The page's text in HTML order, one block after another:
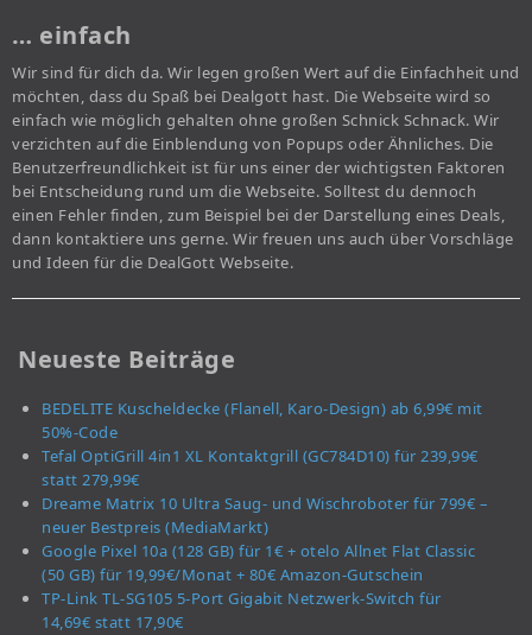
… einfach
Wir sind für dich da. Wir legen großen Wert auf die Einfachheit und
möchten, dass du Spaß bei Dealgott hast. Die Webseite wird so
einfach wie möglich gehalten ohne großen Schnick Schnack. Wir
verzichten auf die Einblendung von Popups oder Ähnliches. Die
Benutzerfreundlichkeit ist für uns einer der wichtigsten Faktoren
bei Entscheidung rund um die Webseite. Solltest du dennoch
einen Fehler finden, zum Beispiel bei der Darstellung eines Deals,
dann kontaktiere uns gerne. Wir freuen uns auch über Vorschläge
und Ideen für die DealGott Webseite.
Neueste Beiträge
BEDELITE Kuscheldecke (Flanell, Karo-Design) ab 6,99€ mit
50%-Code
Tefal OptiGrill 4in1 XL Kontaktgrill (GC784D10) für 239,99€
statt 279,99€
Dreame Matrix 10 Ultra Saug- und Wischroboter für 799€ –
neuer Bestpreis (MediaMarkt)
Google Pixel 10a (128 GB) für 1€ + otelo Allnet Flat Classic
(50 GB) für 19,99€/Monat + 80€ Amazon-Gutschein
TP-Link TL-SG105 5-Port Gigabit Netzwerk-Switch für
14,69€ statt 17,90€